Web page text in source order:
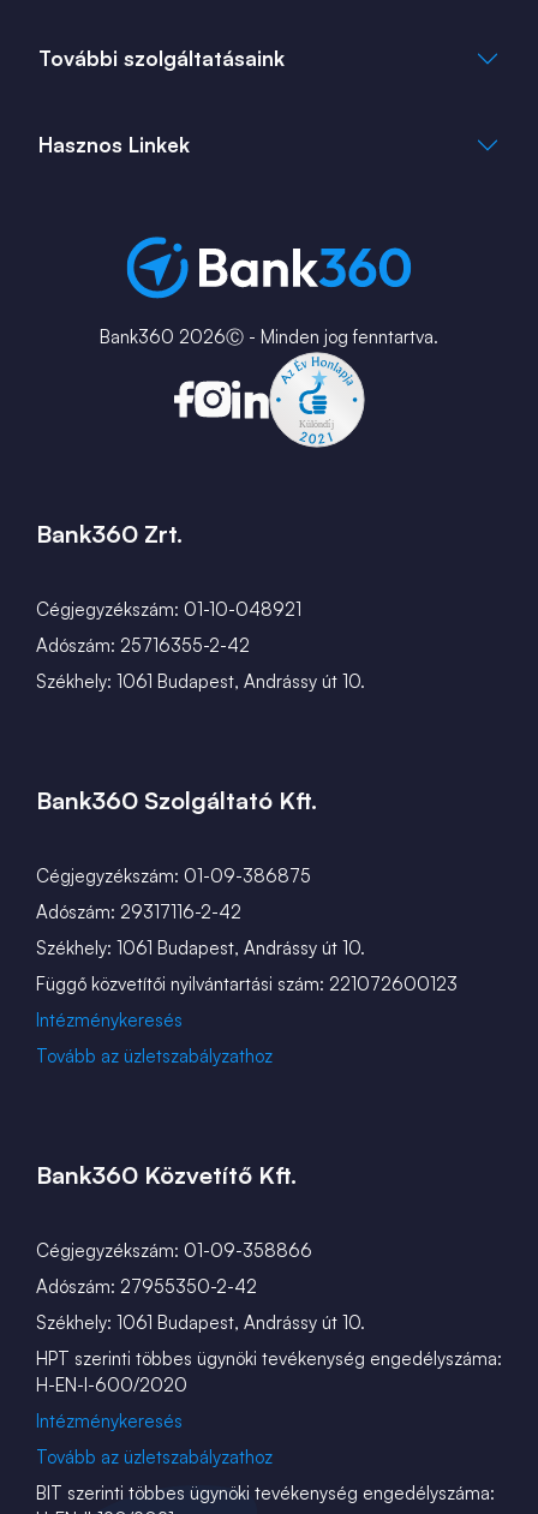
info@bank360.hu
További szolgáltatásaink
bank360.hu
Hasznos Linkek
Bérkalkulátor
MNB Alkalmazások
Bank360 2026Ⓒ - Minden jog fenntartva.
Bank360 Zrt.
Cégjegyzékszám: 01-10-048921
Adószám: 25716355-2-42
Székhely: 1061 Budapest, Andrássy út 10.
Bank360 Szolgáltató Kft.
Cégjegyzékszám: 01-09-386875
Adószám: 29317116-2-42
Székhely: 1061 Budapest, Andrássy út 10.
Függő közvetítői nyilvántartási szám: 221072600123
Intézménykeresés
Tovább az üzletszabályzathoz
Bank360 Közvetítő Kft.
Cégjegyzékszám: 01-09-358866
Adószám: 27955350-2-42
Székhely: 1061 Budapest, Andrássy út 10.
HPT szerinti többes ügynöki tevékenység engedélyszáma:
H-EN-I-600/2020
Intézménykeresés
Tovább az üzletszabályzathoz
BIT szerinti többes ügynöki tevékenység engedélyszáma: